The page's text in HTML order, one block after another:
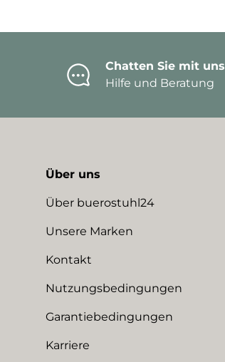
Chatten Sie mit uns
Hilfe und Beratung
Über uns
Über buerostuhl24
Unsere Marken
Kontakt
Nutzungsbedingungen
Garantiebedingungen
Karriere